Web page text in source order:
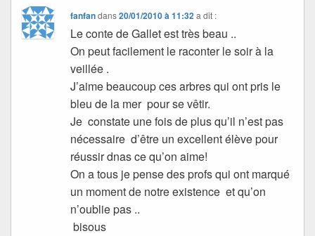
fanfandans20/01/2010 à 11:32 a dit :
Le conte de Gallet est très beau ..
On peut facilement le raconter le soir à la
veillée .
J’aime beaucoup ces arbres qui ont pris le
bleu de la mer pour se vêtir.
Je constate une fois de plus qu’il n’est pas
nécessaire d’être un excellent élève pour
réussir dnas ce qu’on aime!
On a tous je pense des profs qui ont marqué
un moment de notre existence et qu’on
n’oublie pas ..
bisous